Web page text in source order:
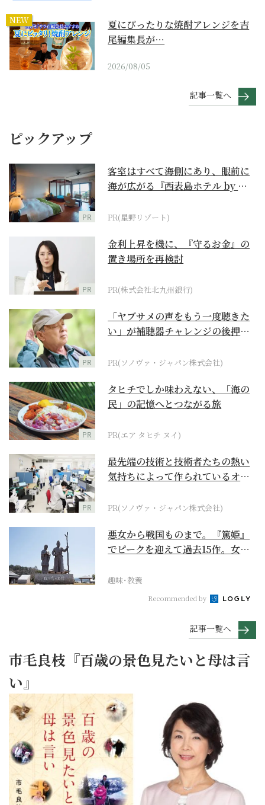
NEW
夏にぴったりな焼酎アレンジを吉
尾編集長が…
2026/08/05
記事一覧へ
ピックアップ
PR
客室はすべて海側にあり、眼前に
海が広がる『西表島ホテル by 星
PR(星野リゾート)
PR
金利上昇を機に、『守るお金』の
置き場所を再検討
PR(株式会社北九州銀行)
PR
「ヤブサメの声をもう一度聴きた
い」が補聴器チャレンジの後押し
PR(ソノヴァ・ジャパン株式会社)
PR
タヒチでしか味わえない、「海の
民」の記憶へとつながる旅
PR(エア タヒチ ヌイ)
PR
最先端の技術と技術者たちの熱い
気持ちによって作られているオー
PR(ソノヴァ・ジャパン株式会社)
悪女から戦国ものまで。『篤姫』
でピークを迎えて過去15作。女性
趣味･教養
Recommended by
記事一覧へ
市毛良枝『百歳の景色見たいと母は言
い』